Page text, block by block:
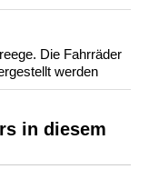
Die Fahrräder
werden
in diesem